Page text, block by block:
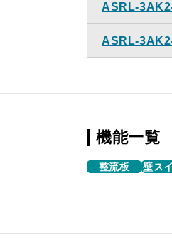
ASRL-
ASRL-
機能一覧
整流板 壁ス